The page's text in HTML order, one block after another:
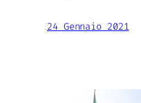
24 Gennaio 2021